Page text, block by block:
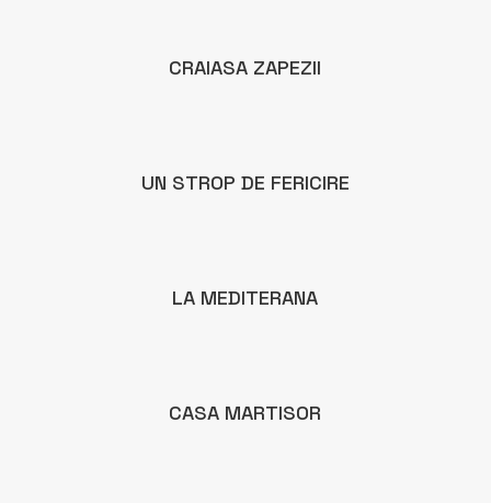
CRAIASA ZAPEZII
UN STROP DE FERICIRE
LA MEDITERANA
CASA MARTISOR